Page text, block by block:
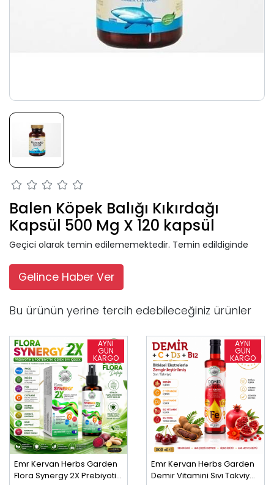
Balen Köpek Balığı Kıkırdağı
Kapsül 500 Mg X 120 kapsül
Geçici olarak temin edilememektedir. Temin edildiginde
Gelince Haber Ver
Bu ürünün yerine tercih edebileceğiniz ürünler
Emr Kervan Herbs Garden
Flora Synergy 2X Prebiyotik
Emr Kervan Herbs Garden
Demir Vitamini Sıvı Takviye